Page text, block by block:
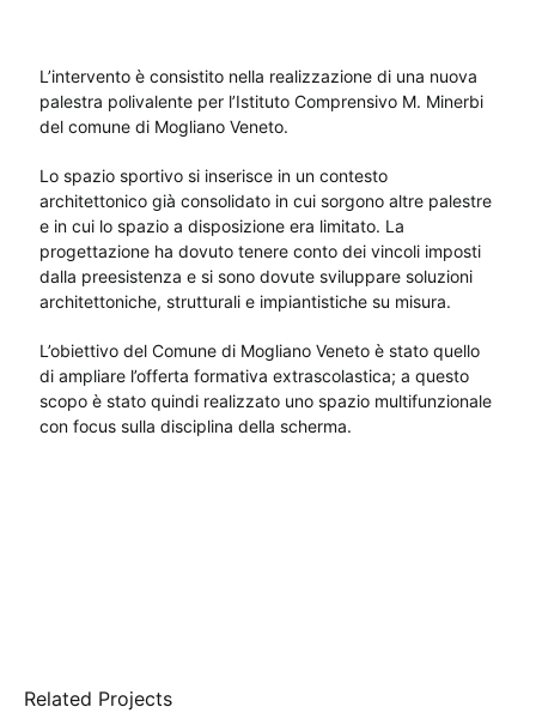
L’intervento è consistito nella realizzazione di una nuova
palestra polivalente per l’Istituto Comprensivo M. Minerbi
del comune di Mogliano Veneto.
Lo spazio sportivo si inserisce in un contesto
architettonico già consolidato in cui sorgono altre palestre
e in cui lo spazio a disposizione era limitato. La
progettazione ha dovuto tenere conto dei vincoli imposti
dalla preesistenza e si sono dovute sviluppare soluzioni
architettoniche, strutturali e impiantistiche su misura.
L’obiettivo del Comune di Mogliano Veneto è stato quello
di ampliare l’offerta formativa extrascolastica; a questo
scopo è stato quindi realizzato uno spazio multifunzionale
con focus sulla disciplina della scherma.
Related Projects